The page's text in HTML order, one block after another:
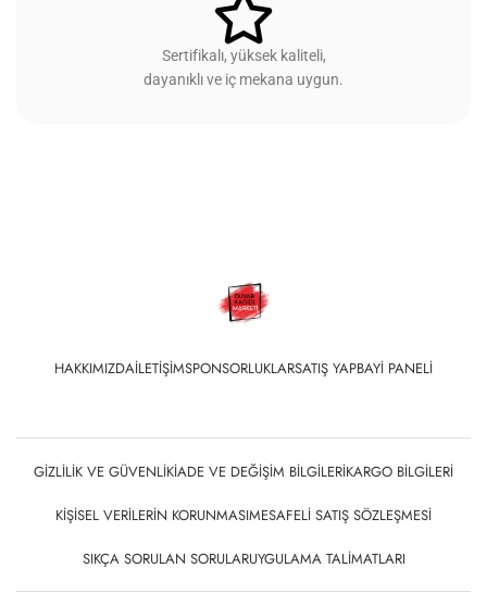
Sertifikalı, yüksek kaliteli,
dayanıklı ve iç mekana uygun.
HAKKIMIZDAİLETIŞIMSPONSORLUKLARSATIŞ YAPBAYI PANELI
GIZLILIK VE GÜVENLIKİADE VE DEĞIŞIM BILGILERIKARGO BILGILERI
KIŞISEL VERILERIN KORUNMASIMESAFELI SATIŞ SÖZLEŞMESI
SIKÇA SORULAN SORULARUYGULAMA TALIMATLARI